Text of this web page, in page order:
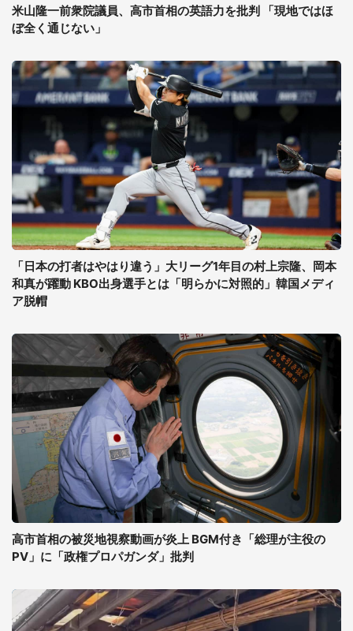
米山隆一前衆院議員、高市首相の英語力を批判 「現地ではほ
ぼ全く通じない」
「日本の打者はやはり違う」大リーグ1年目の村上宗隆、岡本
和真が躍動 KBO出身選手とは「明らかに対照的」韓国メディ
ア脱帽
高市首相の被災地視察動画が炎上 BGM付き「総理が主役の
PV」に「政権プロパガンダ」批判